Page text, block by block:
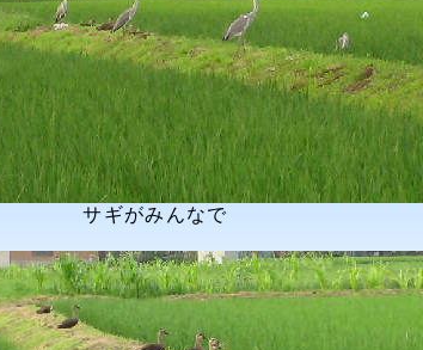
サギがみんなで